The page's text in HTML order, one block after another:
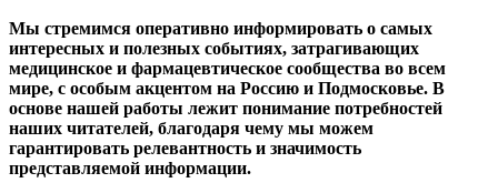
Мы стремимся оперативно информировать о самых
интересных и полезных событиях, затрагивающих
медицинское и фармацевтическое сообщества во всем
мире, с особым акцентом на Россию и Подмосковье. В
основе нашей работы лежит понимание потребностей
наших читателей, благодаря чему мы можем
гарантировать релевантность и значимость
представляемой информации.